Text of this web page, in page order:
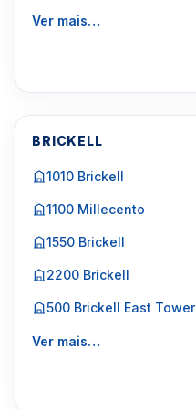
Ver mais…
BRICKELL
1010 Brickell
1100 Millecento
1550 Brickell
2200 Brickell
500 Brickell East Tower
Ver mais…